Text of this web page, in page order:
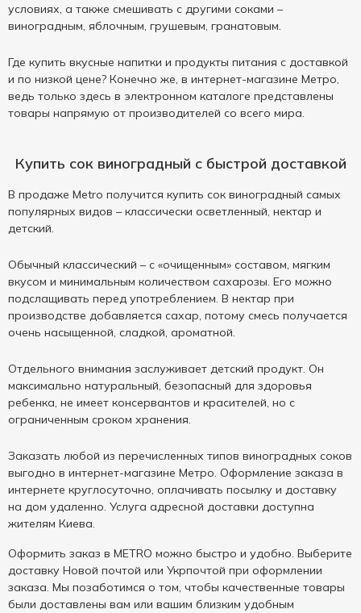
условиях, а также смешивать с другими соками –
виноградным, яблочным, грушевым, гранатовым.
Где купить вкусные напитки и продукты питания с доставкой
и по низкой цене? Конечно же, в интернет-магазине Метро,
ведь только здесь в электронном каталоге представлены
товары напрямую от производителей со всего мира.
Купить сок виноградный с быстрой доставкой
В продаже Metro получится купить сок виноградный самых
популярных видов – классически осветленный, нектар и
детский.
Обычный классический – с «очищенным» составом, мягким
вкусом и минимальным количеством сахарозы. Его можно
подслащивать перед употреблением. В нектар при
производстве добавляется сахар, потому смесь получается
очень насыщенной, сладкой, ароматной.
Отдельного внимания заслуживает детский продукт. Он
максимально натуральный, безопасный для здоровья
ребенка, не имеет консервантов и красителей, но с
ограниченным сроком хранения.
Заказать любой из перечисленных типов виноградных соков
выгодно в интернет-магазине Метро. Оформление заказа в
интернете круглосуточно, оплачивать посылку и доставку
на дом удаленно. Услуга адресной доставки доступна
жителям Киева.
Оформить заказ в METRO можно быстро и удобно. Выберите
доставку Новой почтой или Укрпочтой при оформлении
заказа. Мы позаботимся о том, чтобы качественные товары
были доставлены вам или вашим близким удобным